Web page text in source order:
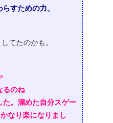
すための力。
てたのかも。
るのね
た。溜めた自分スゲー
なり楽になりまし